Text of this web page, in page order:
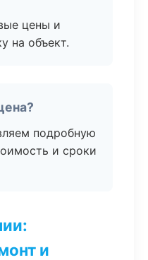
цены и
на объект.
подробную
и сроки
и